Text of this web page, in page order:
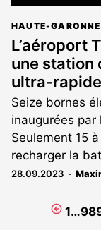
HAUTE-GARONNE
L’aéroport
une station
ultra-rapide
Seize bornes
inaugurées
Seulement 15
recharger la
28.09.2023
Page
1…98